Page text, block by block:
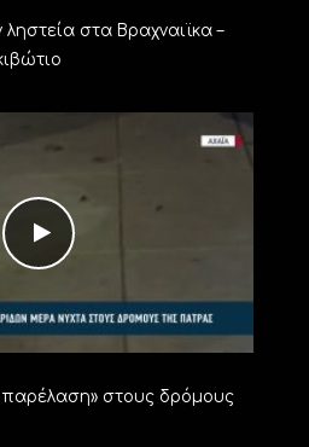
στα Βραχναιϊκα –
παρέλαση» στους δρόμους